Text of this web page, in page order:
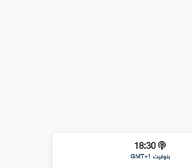
18:30
بتوقيت GMT+1